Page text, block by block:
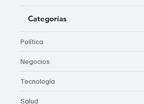
Categorías
Política
Negocios
Tecnología
Salud